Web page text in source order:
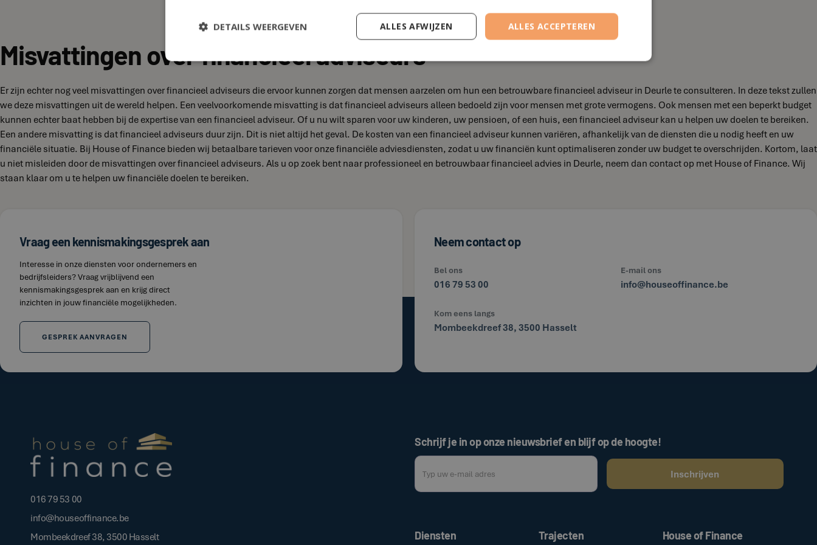
Misvattingen over financieel adviseurs
Er zijn echter nog veel misvattingen over financieel adviseurs die ervoor kunnen zorgen dat mensen aarzelen om hun een betrouwbare financieel adviseur in Deurle te consulteren. In deze tekst zullen
we deze misvattingen uit de wereld helpen. Een veelvoorkomende misvatting is dat financieel adviseurs alleen bedoeld zijn voor mensen met grote vermogens. Ook mensen met een beperkt budget
kunnen echter baat hebben bij de expertise van een financieel adviseur. Of u nu wilt sparen voor uw kinderen, uw pensioen, of een huis, een financieel adviseur kan u helpen uw doelen te bereiken.
Een andere misvatting is dat financieel adviseurs duur zijn. Dit is niet altijd het geval. De kosten van een financieel adviseur kunnen variëren, afhankelijk van de diensten die u nodig heeft en uw
financiële situatie. Bij House of Finance bieden wij betaalbare tarieven voor onze financiële adviesdiensten, zodat u uw financiën kunt optimaliseren zonder uw budget te overschrijden. Kortom, laat
u niet misleiden door de misvattingen over financieel adviseurs. Als u op zoek bent naar professioneel en betrouwbaar financieel advies in Deurle, neem dan contact op met House of Finance. Wij
staan klaar om u te helpen uw financiële doelen te bereiken.
Vraag een kennismakingsgesprek aan
Interesse in onze diensten voor ondernemers en
bedrijfsleiders? Vraag vrijblijvend een
kennismakingsgesprek aan en krijg direct
inzichten in jouw financiële mogelijkheden.
GESPREK AANVRAGEN
Neem contact op
Bel ons
016 79 53 00
E-mail ons
info@houseoffinance.be
Kom eens langs
Mombeekdreef 38, 3500 Hasselt
016 79 53 00
info@houseoffinance.be
Mombeekdreef 38, 3500 Hasselt
Schrijf je in op onze nieuwsbrief en blijf op de hoogte!
Diensten Trajecten House of Finance
ALLES ACCEPTEREN
ALLES AFWIJZEN
DETAILS WEERGEVEN